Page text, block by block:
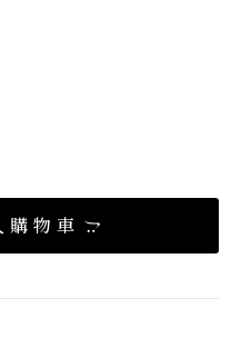
購物車